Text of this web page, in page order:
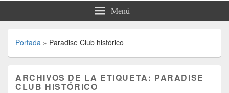
Menú
Portada » Paradise Club histórico
ARCHIVOS DE LA ETIQUETA: PARADISE
CLUB HISTÓRICO